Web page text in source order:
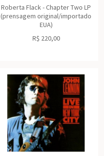
Roberta Flack - Chapter Two LP
(prensagem original/importado
EUA)
R$ 220,00